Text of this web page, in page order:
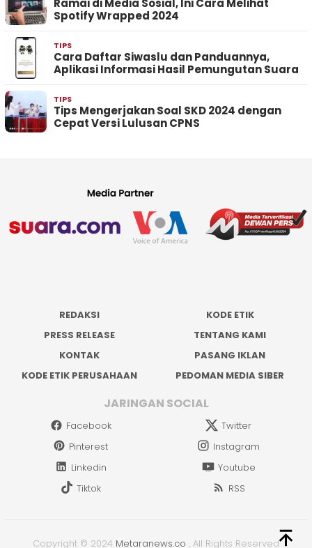
Ramai di Media Sosial, Ini Cara Melihat
Spotify Wrapped 2024
TIPS
Cara Daftar Siwaslu dan Panduannya,
Aplikasi Informasi Hasil Pemungutan Suara
TIPS
Tips Mengerjakan Soal SKD 2024 dengan
Cepat Versi Lulusan CPNS
REDAKSI
KODE ETIK
PRESS RELEASE
TENTANG KAMI
KONTAK
PASANG IKLAN
KODE ETIK PERUSAHAAN
PEDOMAN MEDIA SIBER
JARINGAN SOCIAL
Facebook
Twitter
Pinterest
Instagram
Linkedin
Youtube
Tiktok
RSS
Copyright © 2024 Metaranews.co . All Rights Reserved